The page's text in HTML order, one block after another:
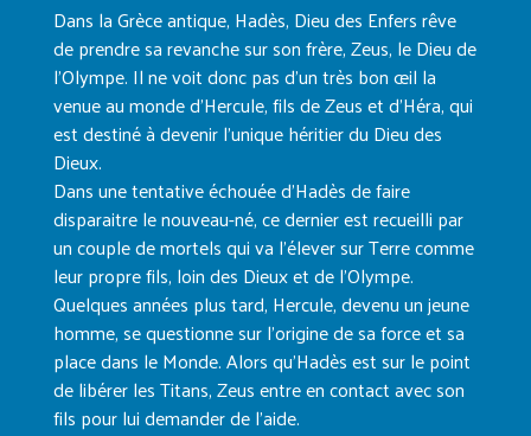
Dans la Grèce antique, Hadès, Dieu des Enfers rêve
de prendre sa revanche sur son frère, Zeus, le Dieu de
l’Olympe. Il ne voit donc pas d’un très bon œil la
venue au monde d’Hercule, fils de Zeus et d’Héra, qui
est destiné à devenir l’unique héritier du Dieu des
Dieux.
Dans une tentative échouée d’Hadès de faire
disparaitre le nouveau-né, ce dernier est recueilli par
un couple de mortels qui va l’élever sur Terre comme
leur propre fils, loin des Dieux et de l’Olympe.
Quelques années plus tard, Hercule, devenu un jeune
homme, se questionne sur l’origine de sa force et sa
place dans le Monde. Alors qu’Hadès est sur le point
de libérer les Titans, Zeus entre en contact avec son
fils pour lui demander de l’aide.